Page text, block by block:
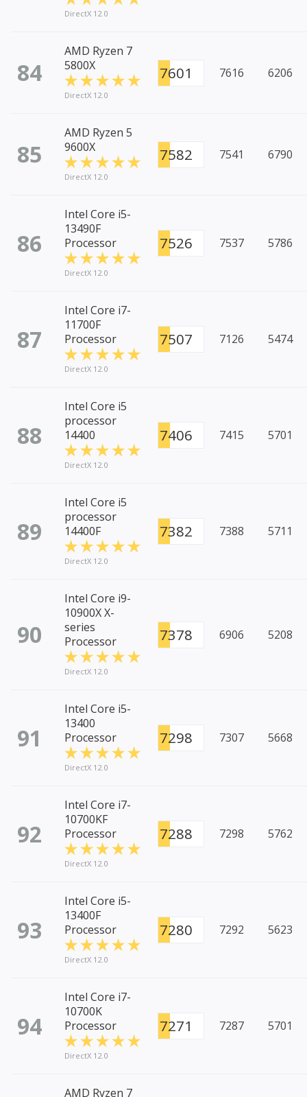
DirectX 12.0
84
AMD Ryzen 7
5800X
DirectX 12.0
7601 7616 6206
85
AMD Ryzen 5
9600X
DirectX 12.0
7582 7541 6790
86
Intel Core i5-
13490F
Processor
DirectX 12.0
7526 7537 5786
87
Intel Core i7-
11700F
Processor
DirectX 12.0
7507 7126 5474
88
Intel Core i5
processor
14400
DirectX 12.0
7406 7415 5701
89
Intel Core i5
processor
14400F
DirectX 12.0
7382 7388 5711
90
Intel Core i9-
10900X X-
series
Processor
DirectX 12.0
7378 6906 5208
91
Intel Core i5-
13400
Processor
DirectX 12.0
7298 7307 5668
92
Intel Core i7-
10700KF
Processor
DirectX 12.0
7288 7298 5762
93
Intel Core i5-
13400F
Processor
DirectX 12.0
7280 7292 5623
94
Intel Core i7-
10700K
Processor
DirectX 12.0
7271 7287 5701
AMD Ryzen 7